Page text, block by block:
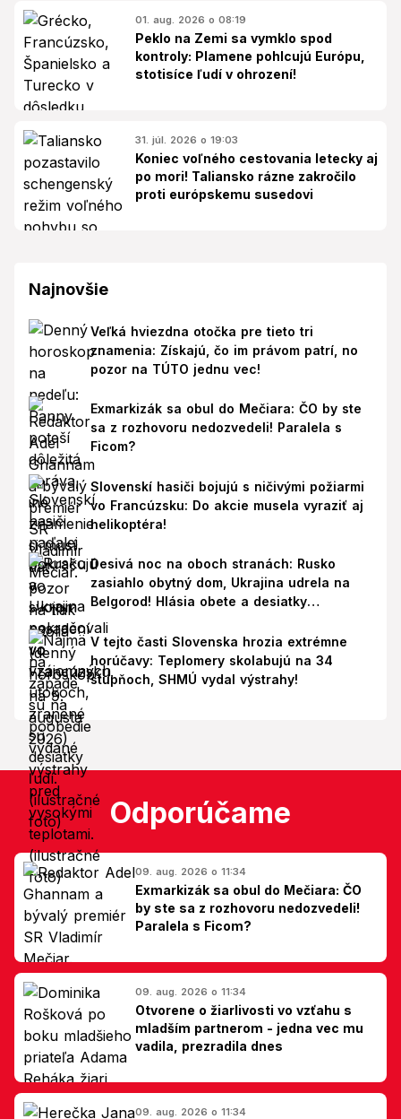
01. aug. 2026 o 08:19
Peklo na Zemi sa vymklo spod
kontroly: Plamene pohlcujú Európu,
stotisíce ľudí v ohrození!
31. júl. 2026 o 19:03
Koniec voľného cestovania letecky aj
po mori! Taliansko rázne zakročilo
proti európskemu susedovi
Najnovšie
Veľká hviezdna otočka pre tieto tri
znamenia: Získajú, čo im právom patrí, no
pozor na TÚTO jednu vec!
Exmarkizák sa obul do Mečiara: ČO by ste
sa z rozhovoru nedozvedeli! Paralela s
Ficom?
Slovenskí hasiči bojujú s ničivými požiarmi
vo Francúzsku: Do akcie musela vyraziť aj
helikoptéra!
Desivá noc na oboch stranách: Rusko
zasiahlo obytný dom, Ukrajina udrela na
Belgorod! Hlásia obete a desiatky
zranených
V tejto časti Slovenska hrozia extrémne
horúčavy: Teplomery skolabujú na 34
stupňoch, SHMÚ vydal výstrahy!
Odporúčame
09. aug. 2026 o 11:34
Exmarkizák sa obul do Mečiara: ČO
by ste sa z rozhovoru nedozvedeli!
Paralela s Ficom?
09. aug. 2026 o 11:34
Otvorene o žiarlivosti vo vzťahu s
mladším partnerom - jedna vec mu
vadila, prezradila dnes
09. aug. 2026 o 11:34